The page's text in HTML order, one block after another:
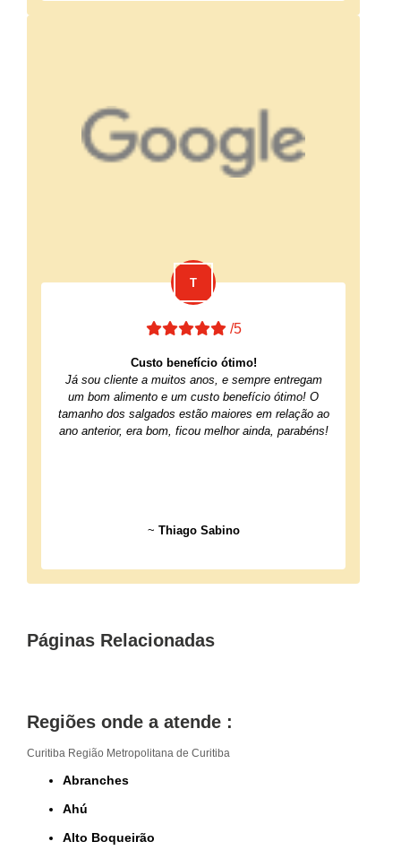
/5
Custo benefício ótimo!
Já sou cliente a muitos anos, e sempre entregam
um bom alimento e um custo benefício ótimo! O
tamanho dos salgados estão maiores em relação ao
ano anterior, era bom, ficou melhor ainda, parabéns!
~ Thiago Sabino
Páginas Relacionadas
Regiões onde a atende :
Curitiba Região Metropolitana de Curitiba
Abranches
Ahú
Alto Boqueirão